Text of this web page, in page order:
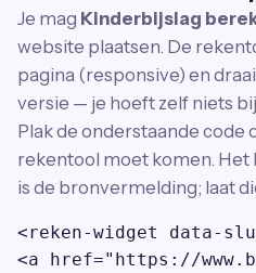
Je mag Kinderbijslag
website plaatsen. De
pagina (responsive) en
versie — je hoeft zelf niets
Plak de onderstaande code
rekentool moet komen. Het
is de bronvermelding; laat
<reken-widget data-
<a href="https://